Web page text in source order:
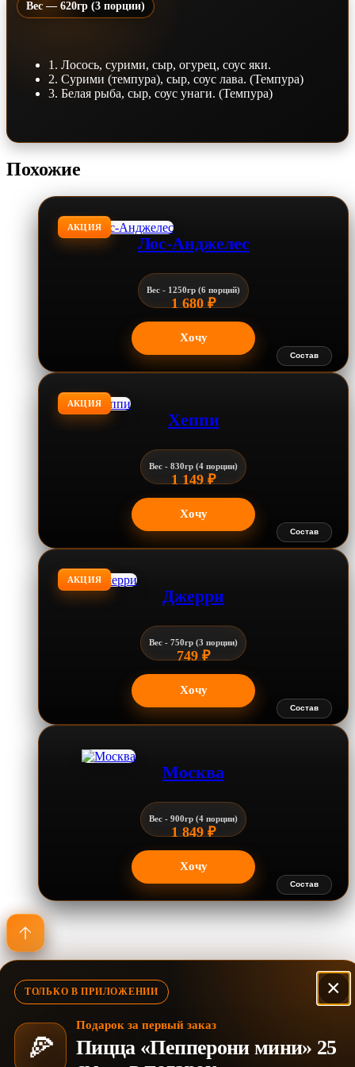
Вес — 620гр (3 порции)
1. Лосось, сурими, сыр, огурец, соус яки.
2. Сурими (темпура), сыр, соус лава. (Темпура)
3. Белая рыба, сыр, соус унаги. (Темпура)
Похожие
АКЦИЯ
Состав
Лос-Анджелес
Вес - 1250гр (6 порций)
1 680 ₽
Хочу
АКЦИЯ
Состав
Хеппи
Вес - 830гр (4 порции)
1 149 ₽
Хочу
АКЦИЯ
Состав
Джерри
Вес - 750гр (3 порции)
749 ₽
Хочу
Состав
Москва
Вес - 900гр (4 порции)
1 849 ₽
Хочу
×
ТОЛЬКО В ПРИЛОЖЕНИИ
🍕
Подарок за первый заказ
Пицца «Пепперони мини» 25
Калифорния
Роллы • Пицца • ВОК • Кофе